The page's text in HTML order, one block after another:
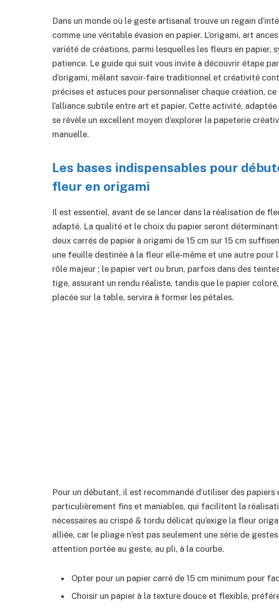
Dans un monde où le geste artisanal trouve un regain
comme une véritable évasion en papier. L’origami, art
variété de créations, parmi lesquelles les fleurs en papier,
patience. Le guide qui suit vous invite à découvrir étape
d’origami, mêlant savoir-faire traditionnel et créativité
précises et astuces pour personnaliser chaque création,
l’alliance subtile entre art et papier. Cette activité, adaptée
se révèle un excellent moyen d’explorer la papeterie
manuelle.
Les bases indispensables pour
fleur en origami
Il est essentiel, avant de se lancer dans la réalisation de
adapté. La qualité et le choix du papier seront
deux carrés de papier à origami de 15 cm sur 15 cm
une feuille destinée à la fleur elle-même et une autre pour
rôle majeur ; le papier vert ou brun, parfois dans des
tige, assurant un rendu réaliste, tandis que le papier
placée sur la table, servira à former les pétales.
Pour un débutant, il est recommandé d’utiliser des papiers
particulièrement fins et maniables, qui facilitent la
nécessaires au crispé & tordu délicat qu’exige la fleur
alliée, car le pliage n’est pas seulement une série de
attention portée au geste, au pli, à la courbe.
Opter pour un papier carré de 15 cm minimum pour
Choisir un papier à la texture douce et flexible,